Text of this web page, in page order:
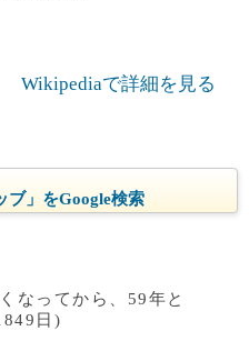
Wikipediaで詳細を見る
ブ」をGoogle検索
なってから、59年と
日)